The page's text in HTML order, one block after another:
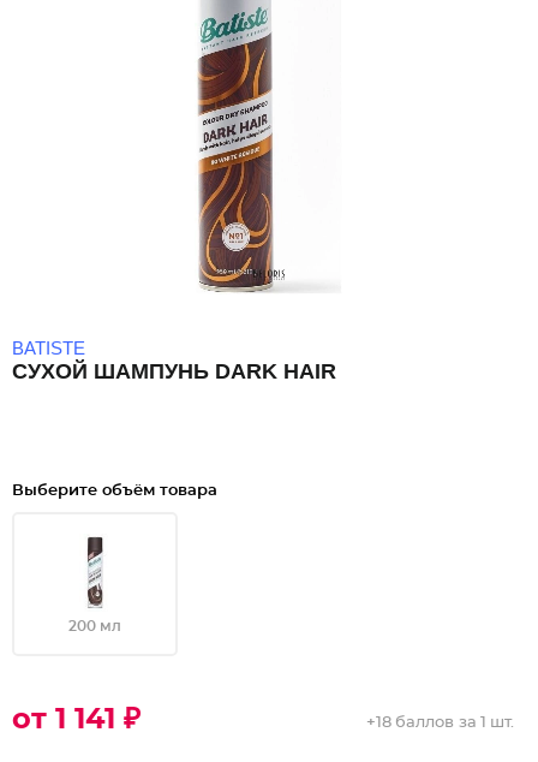
BATISTE
СУХОЙ ШАМПУНЬ DARK HAIR
Выберите объём товара
200 мл
от 1 141 ₽ +18 баллов за 1 шт.